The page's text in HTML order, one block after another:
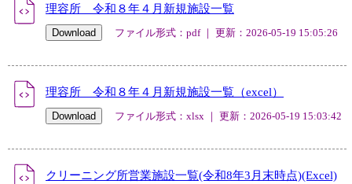
理容所 令和８年４月新規施設一覧
ファイル形式：pdf ｜ 更新：2026-05-19 15:05:26
理容所 令和８年４月新規施設一覧（excel）
ファイル形式：xlsx ｜ 更新：2026-05-19 15:03:42
クリーニング所営業施設一覧(令和8年3月末時点)(Excel)